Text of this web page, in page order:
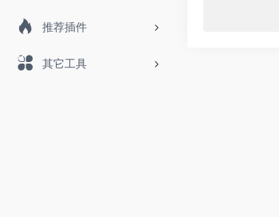
推荐插件
其它工具